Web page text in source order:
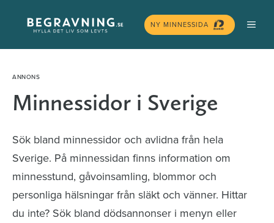
innehåll
NY MINNESSIDA
Minnessidor i Sverige
Sök bland minnessidor och avlidna från hela
Sverige. På minnessidan finns information om
minnesstund, gåvoinsamling, blommor och
personliga hälsningar från släkt och vänner. Hittar
du inte? Sök bland dödsannonser i menyn eller